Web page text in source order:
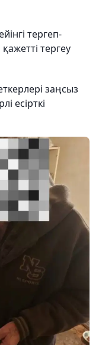
тергеп-
тергеу
заңсыз
есірткі